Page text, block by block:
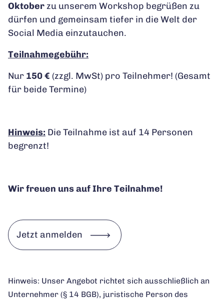
Oktoberzu unserem Workshop begrüßen zu
dürfen und gemeinsam tiefer in die Welt der
Social Media einzutauchen.
Teilnahmegebühr:
Nur 150 € (zzgl. MwSt) pro Teilnehmer! (Gesamt
für beide Termine)
Hinweis: Die Teilnahme ist auf 14 Personen
begrenzt!
Wir freuen uns auf Ihre Teilnahme!
Jetzt anmelden
Hinweis: Unser Angebot richtet sich ausschließlich an
Unternehmer (§ 14 BGB), juristische Person des